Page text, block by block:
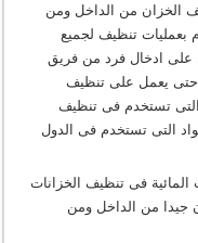
الخزان من الداخل ومن
بعمليات تنظيف لجميع
على ادخال فرد من فريق
حتى يعمل على تنظيف
تستخدم فى تنظيف
التى تستخدم فى الدول
فى تنظيف الخزانات
جيدا من الداخل ومن